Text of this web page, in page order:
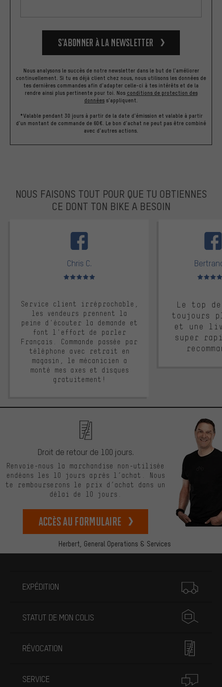
S’abonner à la newsletter
Nous analysons le succès de notre newsletter dans le but de l'améliorer
continuellement. Si tu es déjà client chez nous, nous utilisons les données de
tes dernières commandes afin d'adapter celle-ci à tes intérêts et de la
rendre ainsi plus pertinente pour toi. Nos conditions de protection des
données s'appliquent.
*Valable pendant 30 jours à partir de la date d'émission et valable à partir
d'un montant de commande de 60€. Le bon d'achat ne peut pas être combiné
avec d'autres actions.
NOUS FAISONS TOUT POUR QUE TU OBTIENNES
CE DONT TON BIKE A BESOIN
Chris C.
Note moyenne : 5 sur 5
Service client irréprochable,
les vendeurs prennent la
peine d'écouter la demande et
font l'effort de parler
Français. Commande passée par
téléphone avec retrait en
magasin, le mécanicien a
monté mes axes et disques
gratuitement!
Note
Le top
toujours
et une
super
Herbert, General Operations & Services
Droit de retour de 100 jours.
Renvoie-nous la marchandise non-utilisée
endéans les 10 jours après l’achat. Nous
te rembourserons le prix d’achat dans un
délai de 10 jours.
Accès au formulaire
EXPÉDITION
STATUT DE MON COLIS
RÉVOCATION
SERVICE